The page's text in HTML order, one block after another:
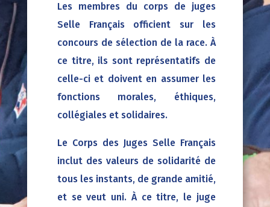
Les membres du corps de juges
Selle Français officient sur les
concours de sélection de la race.À
ce titre, ils sont représentatifs de
celle-ci et doivent en assumer les
fonctions morales, éthiques,
collégiales et solidaires.
Le Corps des Juges Selle Français
inclut des valeurs de solidarité de
tous les instants, de grande amitié,
et se veut uni. À ce titre, le juge